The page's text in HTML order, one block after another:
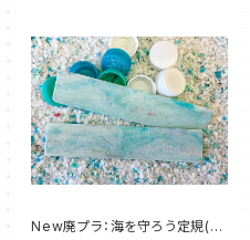
New廃プラ：海を守ろう定規(O